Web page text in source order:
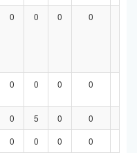
0 0 0 0
0 0 0 0
0 5 0 0
0 0 0 0